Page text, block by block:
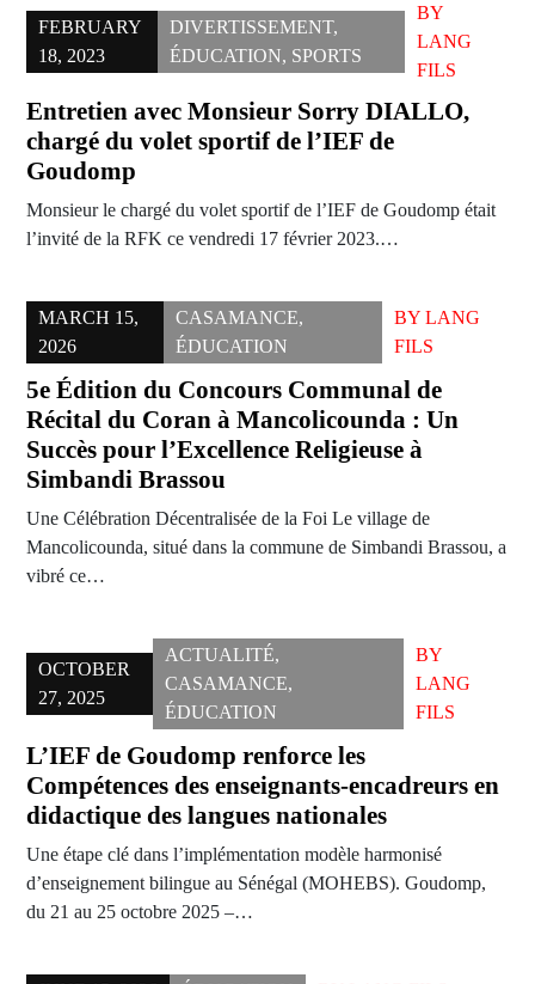
FEBRUARY
18, 2023
DIVERTISSEMENT,
ÉDUCATION, SPORTS
BY
LANG
FILS
Entretien avec Monsieur Sorry DIALLO,
chargé du volet sportif de l’IEF de
Goudomp
Monsieur le chargé du volet sportif de l’IEF de Goudomp était
l’invité de la RFK ce vendredi 17 février 2023.…
MARCH 15,
2026
CASAMANCE,
ÉDUCATION
BY LANG
FILS
5e Édition du Concours Communal de
Récital du Coran à Mancolicounda : Un
Succès pour l’Excellence Religieuse à
Simbandi Brassou
Une Célébration Décentralisée de la Foi Le village de
Mancolicounda, situé dans la commune de Simbandi Brassou, a
vibré ce…
OCTOBER
27, 2025
ACTUALITÉ,
CASAMANCE,
ÉDUCATION
BY
LANG
FILS
L’IEF de Goudomp renforce les
Compétences des enseignants-encadreurs en
didactique des langues nationales
Une étape clé dans l’implémentation modèle harmonisé
d’enseignement bilingue au Sénégal (MOHEBS). Goudomp,
du 21 au 25 octobre 2025 –…